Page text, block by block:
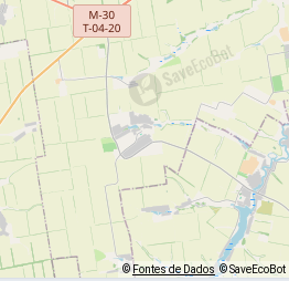
© Fontes de Dados © SaveEcoBot